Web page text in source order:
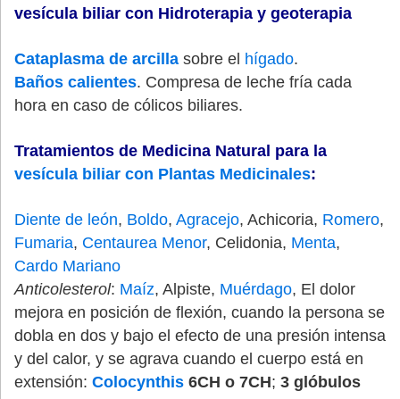
vesícula biliar con Hidroterapia y geoterapia
Cataplasma de arcilla sobre el hígado.
Baños calientes. Compresa de leche fría cada
hora en caso de cólicos biliares.
Tratamientos de Medicina Natural para la
vesícula biliar con Plantas Medicinales:
Diente de león, Boldo, Agracejo, Achicoria, Romero,
Fumaria, Centaurea Menor, Celidonia, Menta,
Cardo Mariano
Anticolesterol: Maíz, Alpiste, Muérdago, El dolor
mejora en posición de flexión, cuando la persona se
dobla en dos y bajo el efecto de una presión intensa
y del calor, y se agrava cuando el cuerpo está en
extensión: Colocynthis 6CH o 7CH; 3 glóbulos